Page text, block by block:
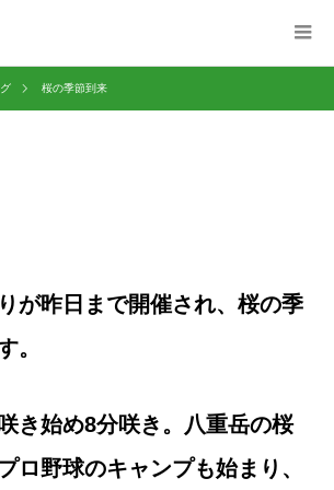
桜の季節到来
が昨日まで開催され、桜の季
。
き始め8分咲き。八重岳の桜
ロ野球のキャンプも始まり、